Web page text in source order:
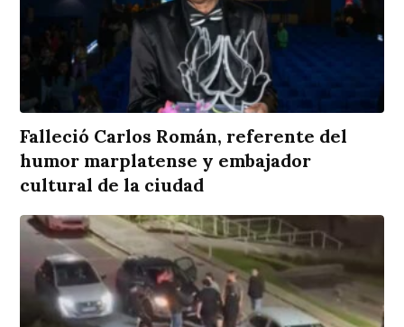
Falleció Carlos Román, referente del
humor marplatense y embajador
cultural de la ciudad